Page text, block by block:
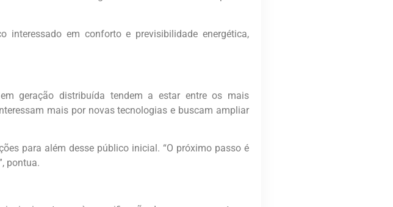
em conforto e previsibilidade energética,
geração distribuída tendem a estar entre os mais
mais por novas tecnologias e buscam ampliar
para além desse público inicial. “O próximo passo é
pontua.